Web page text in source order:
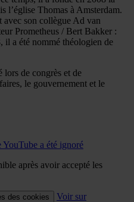
l’église Thomas à Amsterdam.
son collègue Ad van
Prometheus / Bert Bakker :
il a été nommé théologien de
lors de congrès et de
le gouvernement et le
a été ignoré
après avoir accepté les
des cookies
Voir sur